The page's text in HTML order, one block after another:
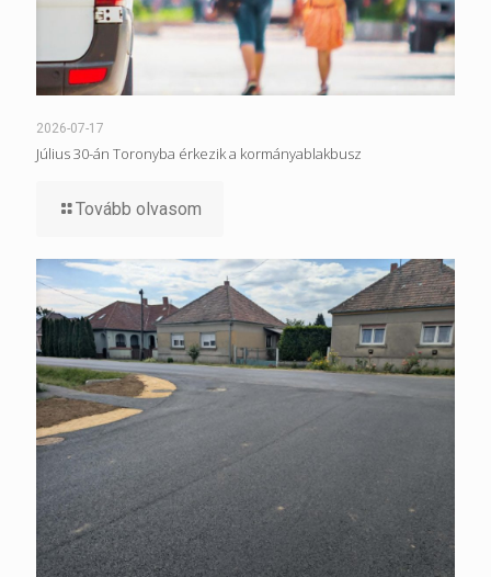
2026-07-17
Július 30-án Toronyba érkezik a kormányablakbusz
Tovább olvasom